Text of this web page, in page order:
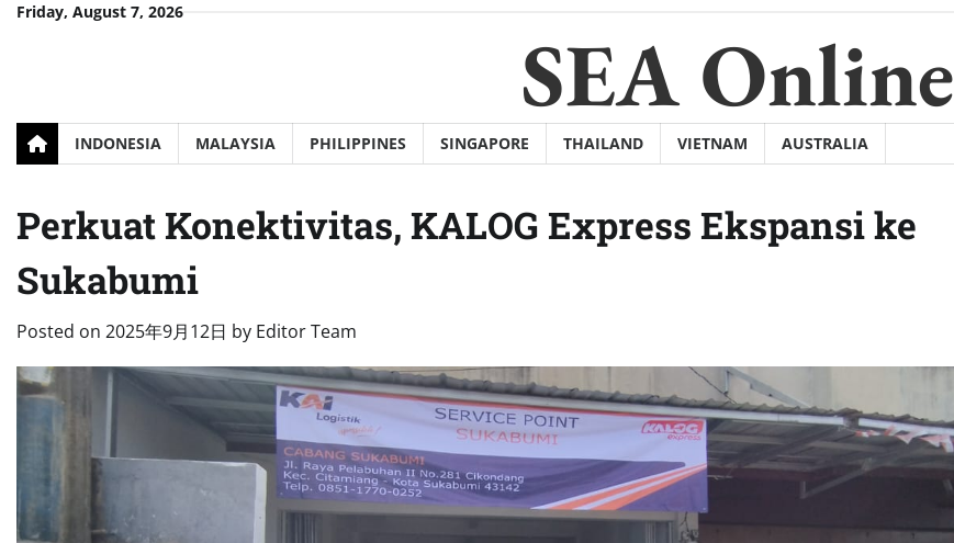
SkipFriday, August 7, 2026
SEA Online
INDONESIA MALAYSIA PHILIPPINES SINGAPORE THAILAND VIETNAM AUSTRALIA
Perkuat Konektivitas, KALOG Express Ekspansi ke
Sukabumi
Posted on 2025年9月12日 by Editor Team